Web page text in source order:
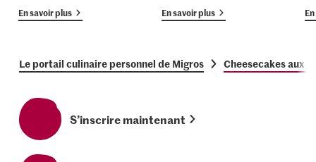
En savoir plus En savoir plus
Le portail culinaire personnel de Migros Cheesecakes aux
S’inscrire maintenant